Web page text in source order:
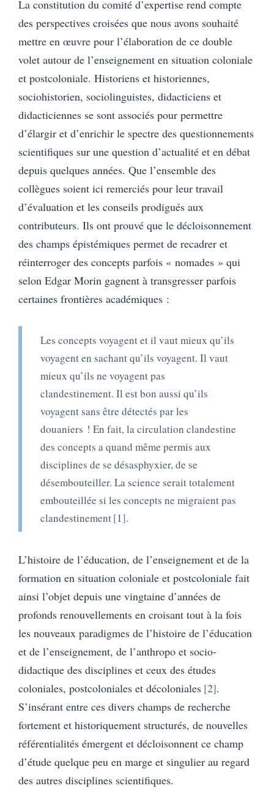
La constitution du comité d’expertise rend compte
des perspectives croisées que nous avons souhaité
mettre en œuvre pour l’élaboration de ce double
volet autour de l’enseignement en situation coloniale
et postcoloniale. Historiens et historiennes,
sociohistorien, sociolinguistes, didacticiens et
didacticiennes se sont associés pour permettre
d’élargir et d’enrichir le spectre des questionnements
scientifiques sur une question d’actualité et en débat
depuis quelques années. Que l’ensemble des
collègues soient ici remerciés pour leur travail
d’évaluation et les conseils prodigués aux
contributeurs. Ils ont prouvé que le décloisonnement
des champs épistémiques permet de recadrer et
réinterroger des concepts parfois « nomades » qui
selon Edgar Morin gagnent à transgresser parfois
certaines frontières académiques :
Les concepts voyagent et il vaut mieux qu’ils
voyagent en sachant qu’ils voyagent. Il vaut
mieux qu’ils ne voyagent pas
clandestinement. Il est bon aussi qu’ils
voyagent sans être détectés par les
douaniers ! En fait, la circulation clandestine
des concepts a quand même permis aux
disciplines de se désasphyxier, de se
désembouteiller. La science serait totalement
embouteillée si les concepts ne migraient pas
clandestinement 1 .
L’histoire de l’éducation, de l’enseignement et de la
formation en situation coloniale et postcoloniale fait
ainsi l’objet depuis une vingtaine d’années de
profonds renouvellements en croisant tout à la fois
les nouveaux paradigmes de l’histoire de l’éducation
et de l’enseignement, de l’anthropo et socio-
didactique des disciplines et ceux des études
coloniales, postcoloniales et décoloniales 2 .
S’insérant entre ces divers champs de recherche
fortement et historiquement structurés, de nouvelles
référentialités émergent et décloisonnent ce champ
d’étude quelque peu en marge et singulier au regard
des autres disciplines scientifiques.